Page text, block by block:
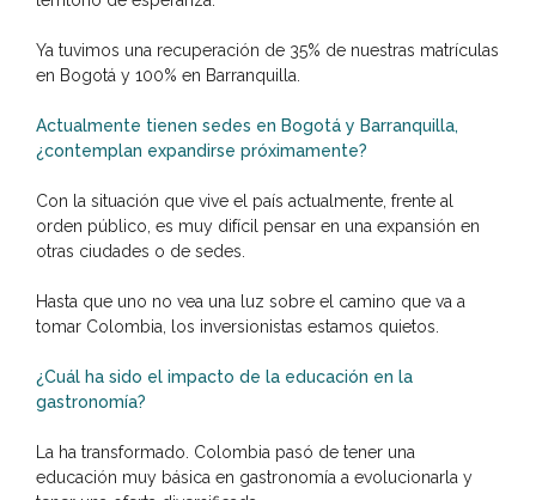
Ya tuvimos una recuperación de 35% de nuestras matrículas
en Bogotá y 100% en Barranquilla.
Actualmente tienen sedes en Bogotá y Barranquilla,
¿contemplan expandirse próximamente?
Con la situación que vive el país actualmente, frente al
orden público, es muy difícil pensar en una expansión en
otras ciudades o de sedes.
Hasta que uno no vea una luz sobre el camino que va a
tomar Colombia, los inversionistas estamos quietos.
¿Cuál ha sido el impacto de la educación en la
gastronomía?
La ha transformado. Colombia pasó de tener una
educación muy básica en gastronomía a evolucionarla y